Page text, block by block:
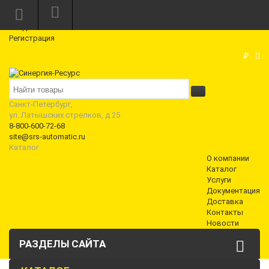
Режим работы: Пн—Пт: 10:00—18:00
Регистрация
₽
Санкт-Петербург,
ул. Латышских стрелков, д 25
8-800-600-72-68
site@srs-automatic.ru
Каталог
О компании
Каталог
Услуги
Документация
Доставка
Контакты
Новости
РАЗДЕЛЫ САЙТА